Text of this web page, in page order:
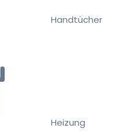
Handtücher
Heizung